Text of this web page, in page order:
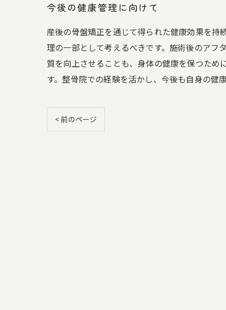
今後の健康管理に向けて
産後の骨盤矯正を通じて得られた健康効果を持
理の一部として考えるべきです。施術後のアフ
質を向上させることも、身体の健康を保つため
す。整骨院での経験を活かし、今後も自身の健
< 前のページ